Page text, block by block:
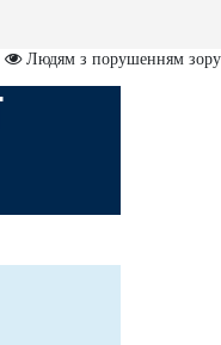
Людям з порушенням зору